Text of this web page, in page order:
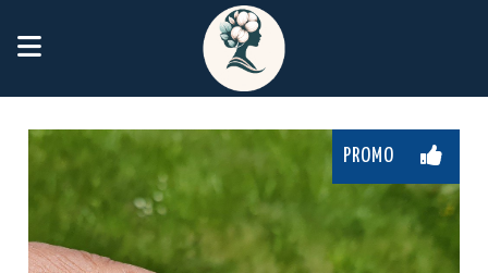
Panneau de gestion des cookies